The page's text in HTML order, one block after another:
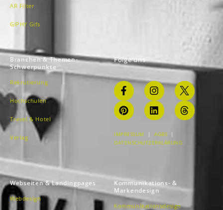
AR Filter
GIPHY Gifs
Branchen & Themen-
Schwerpunkte
Rekrutierung
Hochschulen
Travel & Hotel
Verlag
Folge uns
IMPRESSUM | AGBS |
DATENSCHUTZERKLÄRUNG
Webseiten & Landingpages
Webdesign
Kommunikations- &
Markendesign
Kommunikationsdesign